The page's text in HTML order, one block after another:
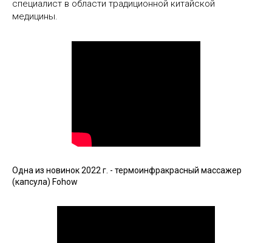
специалист в области традиционной китайской
медицины.
Одна из новинок 2022 г. - термоинфракрасный массажер
(капсула) Fohow